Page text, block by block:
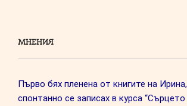
МНЕНИЯ
Първо бях пленена от книгите на
спонтанно се записах в курса